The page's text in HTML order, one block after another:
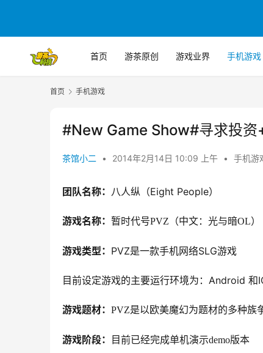
首页 游茶原创 游戏业界 手机游戏
首页 手机游戏
#New Game Show#寻求投资
茶馆小二 • 2014年2月14日 10:09 上午 • 手机游
团队名称： 八人纵（Eight People）
游戏名称： 暂时代号PVZ （中文：光与暗OL）
游戏类型： PVZ是一款手机网络SLG游戏
目前设定游戏的主要运行环境为：Android 和
游戏题材： PVZ是以欧美魔幻为题材的多种族
游戏阶段： 目前已经完成单机演示demo版本